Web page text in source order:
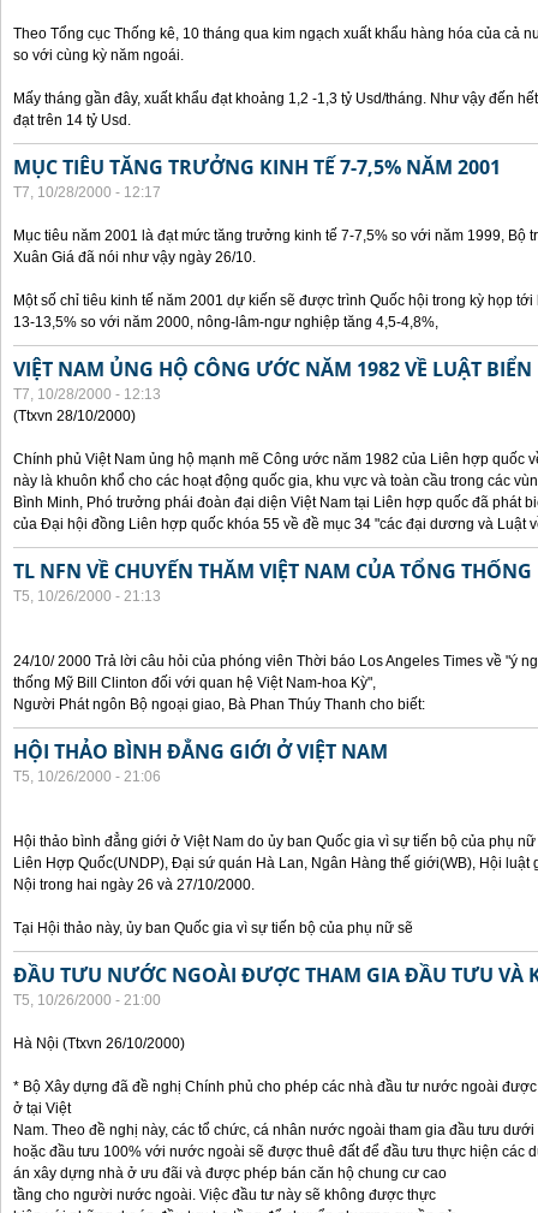
Theo Tổng cục Thống kê, 10 tháng qua kim ngạch xuất khẩu hàng hóa của cả
so với cùng kỳ năm ngoái.
Mấy tháng gần đây, xuất khẩu đạt khoảng 1,2 -1,3 tỷ Usd/tháng. Như vậy đến
đạt trên 14 tỷ Usd.
MỤC TIÊU TĂNG TRƯỞNG KINH TẾ 7-7,5% NĂM 2001
T7, 10/28/2000 - 12:17
Mục tiêu năm 2001 là đạt mức tăng trưởng kinh tế 7-7,5% so với năm 1999, Bộ
Xuân Giá đã nói như vậy ngày 26/10.
Một số chỉ tiêu kinh tế năm 2001 dự kiến sẽ được trình Quốc hội trong kỳ họp
13-13,5% so với năm 2000, nông-lâm-ngư nghiệp tăng 4,5-4,8%,
VIỆT NAM ỦNG HỘ CÔNG ƯỚC NĂM 1982 VỀ LUẬT BIỂN
T7, 10/28/2000 - 12:13
(Ttxvn 28/10/2000)
Chính phủ Việt Nam ủng hộ mạnh mẽ Công ước năm 1982 của Liên hợp quốc
này là khuôn khổ cho các hoạt động quốc gia, khu vực và toàn cầu trong các
Bình Minh, Phó trưởng phái đoàn đại diện Việt Nam tại Liên hợp quốc đã phát
của Đại hội đồng Liên hợp quốc khóa 55 về đề mục 34 "các đại dương và Luật
TL NFN VỀ CHUYẾN THĂM VIỆT NAM CỦA TỔNG
T5, 10/26/2000 - 21:13
24/10/ 2000 Trả lời câu hỏi của phóng viên Thời báo Los Angeles Times về "ý
thống Mỹ Bill Clinton đối với quan hệ Việt Nam-hoa Kỳ",
Người Phát ngôn Bộ ngoại giao, Bà Phan Thúy Thanh cho biết:
HỘI THẢO BÌNH ĐẲNG GIỚI Ở VIỆT NAM
T5, 10/26/2000 - 21:06
Hội thảo bình đẳng giới ở Việt Nam do ủy ban Quốc gia vì sự tiến bộ của phụ
Liên Hợp Quốc(UNDP), Đại sứ quán Hà Lan, Ngân Hàng thế giới(WB), Hội luật
Nội trong hai ngày 26 và 27/10/2000.
Tại Hội thảo này, ủy ban Quốc gia vì sự tiến bộ của phụ nữ sẽ
ĐẦU TƯU NƯỚC NGOÀI ĐƯỢC THAM GIA ĐẦU TƯU VÀ
T5, 10/26/2000 - 21:00
Hà Nội (Ttxvn 26/10/2000)
* Bộ Xây dựng đã đề nghị Chính phủ cho phép các nhà đầu tư nước ngoài
ở tại Việt
Nam. Theo đề nghị này, các tổ chức, cá nhân nước ngoài tham gia đầu tưu
hoặc đầu tưu 100% với nước ngoài sẽ được thuê đất để đầu tưu thực hiện các
án xây dựng nhà ở ưu đãi và được phép bán căn hộ chung cư cao
tầng cho người nước ngoài. Việc đầu tư này sẽ không được thực